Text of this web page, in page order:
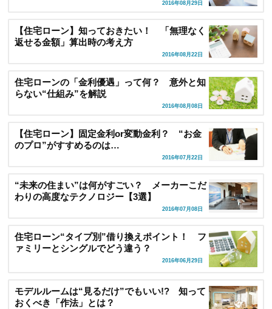
2016年08月29日
【住宅ローン】知っておきたい！ 「無理なく
返せる金額」算出時の考え方
2016年08月22日
住宅ローンの「金利優遇」って何？ 意外と知
らない“仕組み”を解説
2016年08月08日
【住宅ローン】固定金利or変動金利？ “お金
のプロ”がすすめるのは…
2016年07月22日
“未来の住まい”は何がすごい？ メーカーこだ
わりの高度なテクノロジー【3選】
2016年07月08日
住宅ローン“タイプ別”借り換えポイント！ フ
ァミリーとシングルでどう違う？
2016年06月29日
モデルルームは“見るだけ”でもいい!? 知って
おくべき「作法」とは？